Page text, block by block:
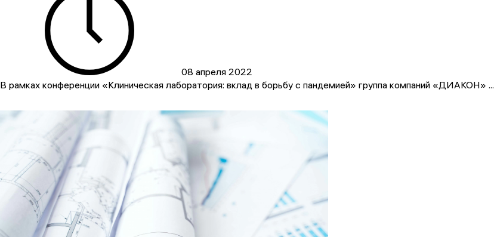
08 апреля 2022
В рамках конференции «Клиническая лаборатория: вклад в борьбу с пандемией» группа компаний «ДИАКОН» ...